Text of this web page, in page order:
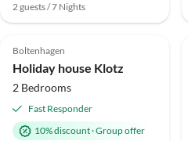
2 guests / 7 Nights
4.9 (9)
Boltenhagen
Holiday house Klotz
2 Bedrooms
Fast Responder
10% discount·Group offer